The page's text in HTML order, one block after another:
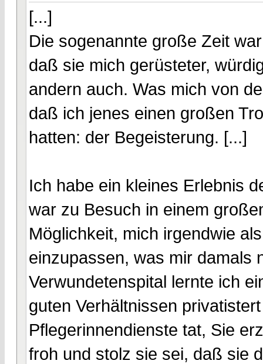
[...]
Die sogenannte große Zeit
daß sie mich gerüsteter,
andern auch. Was mich von
daß ich jenes einen großen
hatten: der Begeisterung. [...]
Ich habe ein kleines Erlebnis
war zu Besuch in einem
Möglichkeit, mich irgendwie
einzupassen, was mir damals
Verwundetenspital lernte ich
guten Verhältnissen
Pflegerinnendienste tat, Sie
froh und stolz sie sei, daß sie